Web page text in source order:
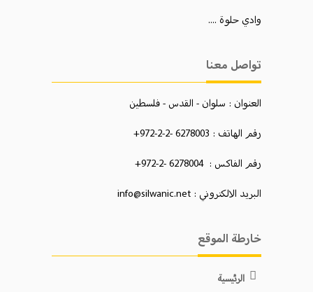
وادي حلوة ....
تواصل معنا
العنوان : سلوان - القدس - فلسطين
رقم الهاتف : 6278003 -2-2-972+
رقم الفاكس : 6278004 -2-972+
البريد الالكتروني : info@silwanic.net
خارطة الموقع
الرئيسية